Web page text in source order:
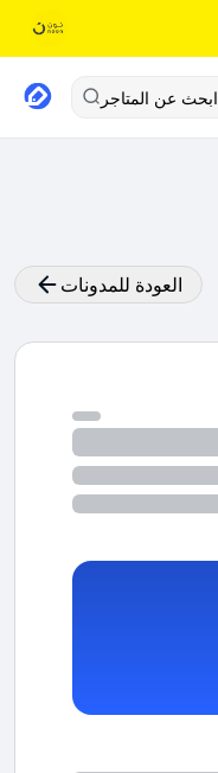
ابحث عن المتاجر
العودة للمدونات